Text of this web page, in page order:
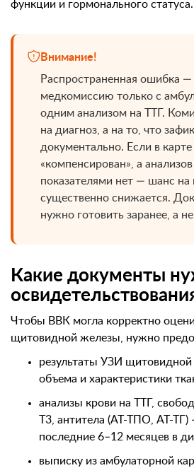
функции и гормонального статуса.
Внимание!
Распространенная ошибка —
медкомиссию только с
одним анализом на ТТГ.
на диагноз, а на то, что
документально. Если в
«компенсирован», а
показателями нет — шанс на
существенно снижается.
нужно готовить заранее, а
Какие документы
Чтобы ВВК могла корректно
щитовидной железы, нужно
результаты УЗИ
объема и характеристики
анализы крови на ТТГ,
Т3, антитела (АТ-ТПО, АТ-
последние 6–12 месяцев в
выписку из амбулаторной